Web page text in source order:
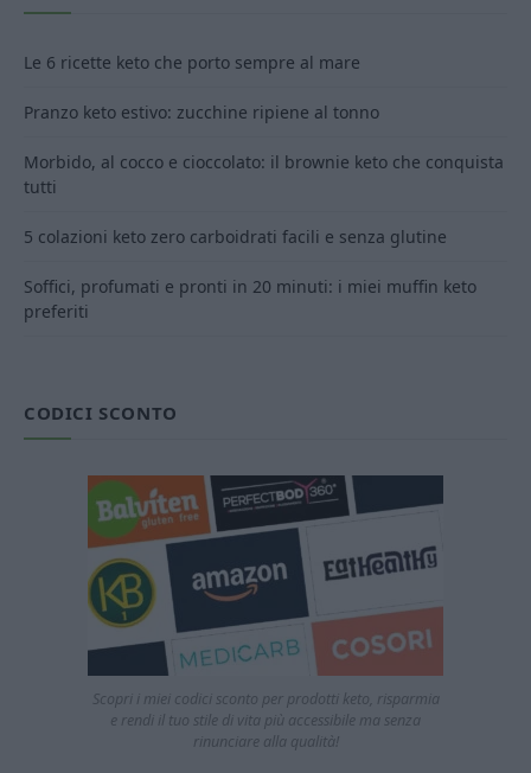
Le 6 ricette keto che porto sempre al mare
Pranzo keto estivo: zucchine ripiene al tonno
Morbido, al cocco e cioccolato: il brownie keto che conquista
tutti
5 colazioni keto zero carboidrati facili e senza glutine
Soffici, profumati e pronti in 20 minuti: i miei muffin keto
preferiti
CODICI SCONTO
Scopri i miei codici sconto per prodotti keto, risparmia
e rendi il tuo stile di vita più accessibile ma senza
rinunciare alla qualità!